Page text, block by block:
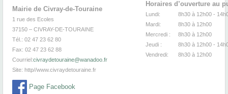
Mairie de Civray-de-Touraine
1 rue des Ecoles
37150 – CIVRAY-DE-TOURAINE
Tél.: 02 47 23 62 80
Fax: 02 47 23 62 88
Courriel:civraydetouraine@wanadoo.fr
Site: http//www.civraydetouraine.fr
Page Facebook
Horaires d’ouverture au
Lundi:
8h30 à 12h00 -
Mardi:
8h30 à
Mercredi :
8h30 à
Jeudi :
8h30 à 12h00 -
Vendredi:
8h30 à